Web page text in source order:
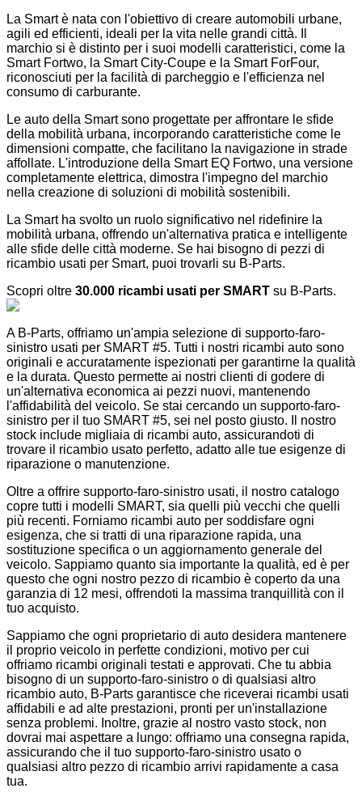
La Smart è nata con l'obiettivo di creare automobili urbane,
agili ed efficienti, ideali per la vita nelle grandi città. Il
marchio si è distinto per i suoi modelli caratteristici, come la
Smart Fortwo, la Smart City-Coupe e la Smart ForFour,
riconosciuti per la facilità di parcheggio e l'efficienza nel
consumo di carburante.
Le auto della Smart sono progettate per affrontare le sfide
della mobilità urbana, incorporando caratteristiche come le
dimensioni compatte, che facilitano la navigazione in strade
affollate. L'introduzione della Smart EQ Fortwo, una versione
completamente elettrica, dimostra l'impegno del marchio
nella creazione di soluzioni di mobilità sostenibili.
La Smart ha svolto un ruolo significativo nel ridefinire la
mobilità urbana, offrendo un'alternativa pratica e intelligente
alle sfide delle città moderne. Se hai bisogno di pezzi di
ricambio usati per Smart, puoi trovarli su B-Parts.
Scopri oltre 30.000 ricambi usati per SMART su B-Parts.
A B-Parts, offriamo un'ampia selezione di supporto-faro-
sinistro usati per SMART #5. Tutti i nostri ricambi auto sono
originali e accuratamente ispezionati per garantirne la qualità
e la durata. Questo permette ai nostri clienti di godere di
un'alternativa economica ai pezzi nuovi, mantenendo
l'affidabilità del veicolo. Se stai cercando un supporto-faro-
sinistro per il tuo SMART #5, sei nel posto giusto. Il nostro
stock include migliaia di ricambi auto, assicurandoti di
trovare il ricambio usato perfetto, adatto alle tue esigenze di
riparazione o manutenzione.
Oltre a offrire supporto-faro-sinistro usati, il nostro catalogo
copre tutti i modelli SMART, sia quelli più vecchi che quelli
più recenti. Forniamo ricambi auto per soddisfare ogni
esigenza, che si tratti di una riparazione rapida, una
sostituzione specifica o un aggiornamento generale del
veicolo. Sappiamo quanto sia importante la qualità, ed è per
questo che ogni nostro pezzo di ricambio è coperto da una
garanzia di 12 mesi, offrendoti la massima tranquillità con il
tuo acquisto.
Sappiamo che ogni proprietario di auto desidera mantenere
il proprio veicolo in perfette condizioni, motivo per cui
offriamo ricambi originali testati e approvati. Che tu abbia
bisogno di un supporto-faro-sinistro o di qualsiasi altro
ricambio auto, B-Parts garantisce che riceverai ricambi usati
affidabili e ad alte prestazioni, pronti per un'installazione
senza problemi. Inoltre, grazie al nostro vasto stock, non
dovrai mai aspettare a lungo: offriamo una consegna rapida,
assicurando che il tuo supporto-faro-sinistro usato o
qualsiasi altro pezzo di ricambio arrivi rapidamente a casa
tua.